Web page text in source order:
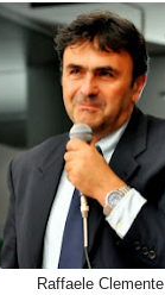
Raffaele Clemente